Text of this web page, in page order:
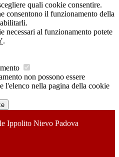
quali cookie consentire.
consentono il funzionamento della
necessari al funzionamento potete
.
non possono essere
l'elenco nella pagina della cookie
Ippolito Nievo Padova